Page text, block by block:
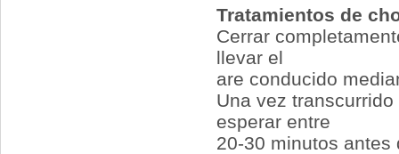
Tratamientos de
Cerrar
llevar el
are conducido
Una vez
esperar entre
20-30 minutos antes